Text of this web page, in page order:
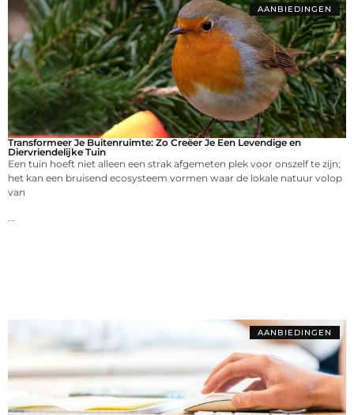
AANBIEDINGEN
Transformeer Je Buitenruimte: Zo Creëer Je Een Levendige en
Diervriendelijke Tuin
Een tuin hoeft niet alleen een strak afgemeten plek voor onszelf te zijn;
het kan een bruisend ecosysteem vormen waar de lokale natuur volop
van
...
AANBIEDINGEN